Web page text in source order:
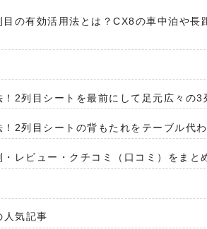
の有効活用法とは？CX8の車中泊や長
2列目シートを最前にして足元広々の3
2列目シートの背もたれをテーブル代わ
レビュー・クチコミ（口コミ）をまと
気記事